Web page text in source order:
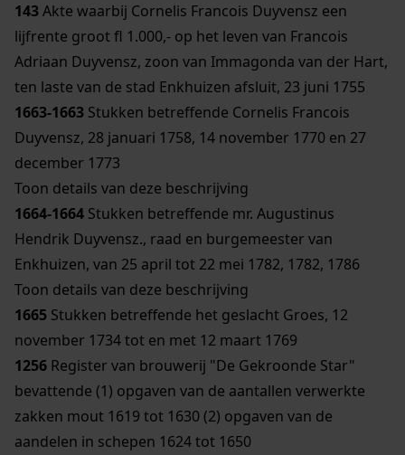
143Akte waarbij Cornelis Francois Duyvensz een
lijfrente groot fl 1.000,- op het leven van Francois
Adriaan Duyvensz, zoon van Immagonda van der Hart,
ten laste van de stad Enkhuizen afsluit, 23 juni 1755
1663-1663 Stukken betreffende Cornelis Francois
Duyvensz, 28 januari 1758, 14 november 1770 en 27
december 1773
Toon details van deze beschrijving
1664-1664 Stukken betreffende mr. Augustinus
Hendrik Duyvensz., raad en burgemeester van
Enkhuizen, van 25 april tot 22 mei 1782, 1782, 1786
Toon details van deze beschrijving
1665 Stukken betreffende het geslacht Groes, 12
november 1734 tot en met 12 maart 1769
1256 Register van brouwerij "De Gekroonde Star"
bevattende (1) opgaven van de aantallen verwerkte
zakken mout 1619 tot 1630 (2) opgaven van de
aandelen in schepen 1624 tot 1650